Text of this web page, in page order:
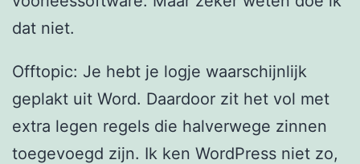
dat niet.
Offtopic: Je hebt je logje waarschijnlijk
geplakt uit Word. Daardoor zit het vol met
extra legen regels die halverwege zinnen
toegevoegd zijn. Ik ken WordPress niet zo,